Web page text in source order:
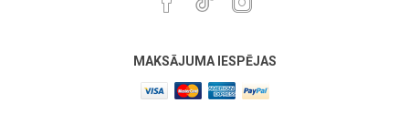
MAKSĀJUMA IESPĒJAS